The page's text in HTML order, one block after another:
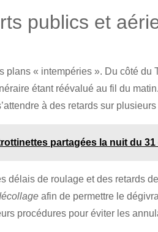
publics et
plans « intempéries ». Du côté du
étant réévalué au fil du
à des retards sur
partagées la nuit du
délais de roulage et des retards
afin de permettre le
procédures pour éviter les